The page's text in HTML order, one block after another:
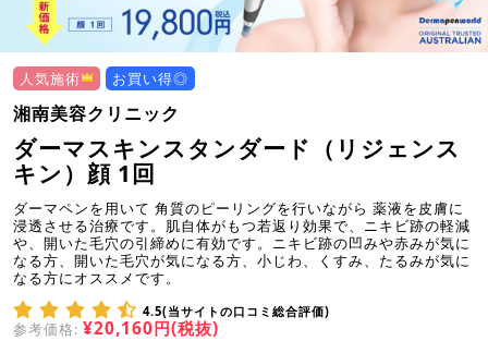
人気施術 お買い得◎
湘南美容クリニック
ダーマスキンスタンダード（リジェンス
キン）顔 1回
ダーマペンを用いて 角質のピーリングを行いながら 薬液を皮膚に
浸透させる治療です。肌自体がもつ若返り効果で、ニキビ跡の軽減
や、開いた毛穴の引締めに有効です。ニキビ跡の凹みや赤みが気に
なる方、開いた毛穴が気になる方、小じわ、くすみ、たるみが気に
なる方にオススメです。
4.5(当サイトの口コミ総合評価)
参考価格: ¥20,160円(税抜)